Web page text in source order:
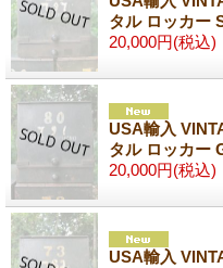
タル ロッカー
20,000円(税込)
USA輸入
タル ロッカー
20,000円(税込)
USA輸入